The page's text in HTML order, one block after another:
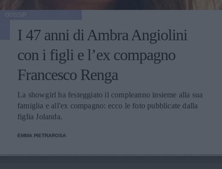
I 47 anni di Ambra Angiolini
con i figli e l’ex compagno
Francesco Renga
La showgirl ha festeggiato il compleanno insieme alla sua
famiglia e all'ex compagno: ecco le foto pubblicate dalla
figlia Jolanda.
EMMA PIETRAROSA